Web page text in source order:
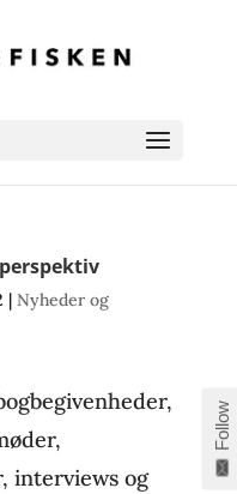
| Nyheder og
interviews og
Follow